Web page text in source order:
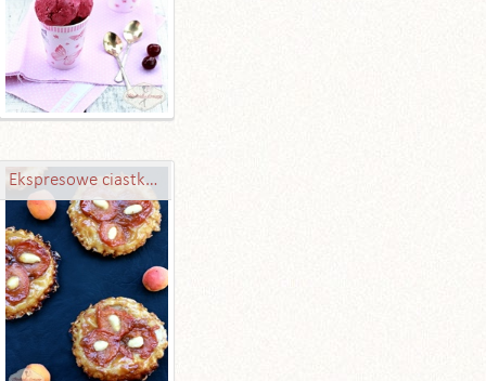
Ekspresowe ciastka z morelami i karmelem